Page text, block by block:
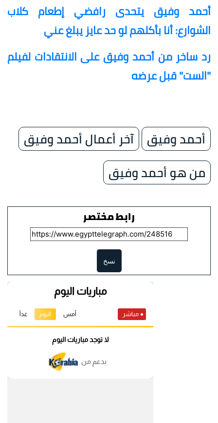
أحمد وفيق يتحدى رافضي إطعام كلاب
الشوارع: أنا بأكلهم لو حد عايز يبلغ عني
رد ساخر من أحمد وفيق على الانتقادات لفيلم
"الست" قبل عرضه
أحمد وفيق آخر أعمال أحمد وفيق
من هو أحمد وفيق
رابط مختصر
نسخ